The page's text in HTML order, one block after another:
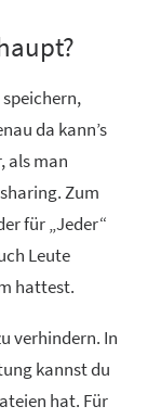
da kann’s
als man
Zum
für „Jeder“
Leute
hattest.
verhindern. In
kannst du
hat. Für